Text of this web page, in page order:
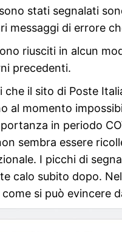
stati segnalati
messaggi di errore
riusciti in alcun
precedenti.
che il sito di Poste
al momento
in periodo
sembra essere
I picchi di
calo subito dopo.
si può evincere